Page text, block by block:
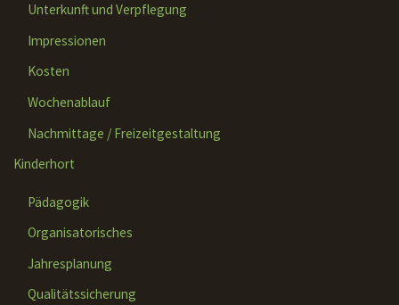
Unterkunft und Verpflegung
Impressionen
Kosten
Wochenablauf
Nachmittage / Freizeitgestaltung
Kinderhort
Pädagogik
Organisatorisches
Jahresplanung
Qualitätssicherung